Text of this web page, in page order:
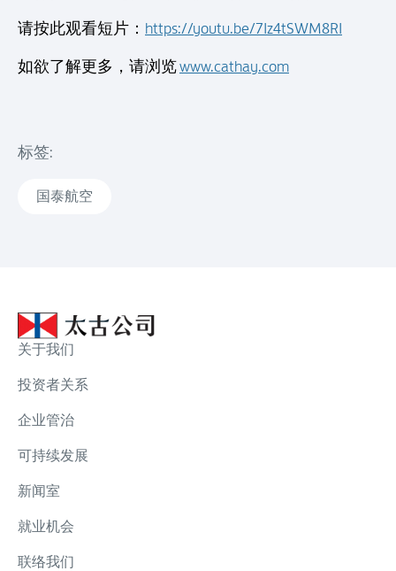
请按此观看短片： https://youtu.be/7Iz4tSWM8RI
如欲了解更多，请浏览www.cathay.com
标签:
国泰航空
关于我们
投资者关系
企业管治
可持续发展
新闻室
就业机会
联络我们